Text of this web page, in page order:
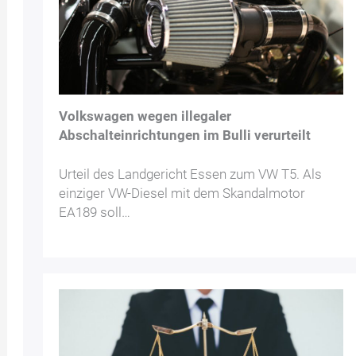
Volkswagen wegen illegaler
Abschalteinrichtungen im Bulli verurteilt
Urteil des Landgericht Essen zum VW T5. Als
einziger VW-Diesel mit dem Skandalmotor
EA189 soll…